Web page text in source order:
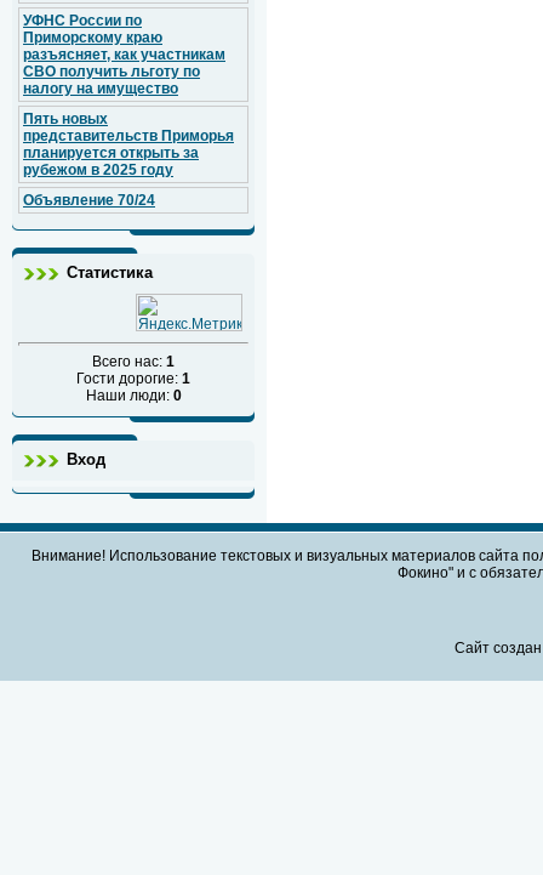
УФНС России по
Приморскому краю
разъясняет, как участникам
СВО получить льготу по
налогу на имущество
Пять новых
представительств Приморья
планируется открыть за
рубежом в 2025 году
Объявление 70/24
Статистика
Всего нас: 1
Гости дорогие: 1
Наши люди: 0
Вход
Внимание! Использование текстовых и визуальных материалов сайта
Фокино" и с
Сайт